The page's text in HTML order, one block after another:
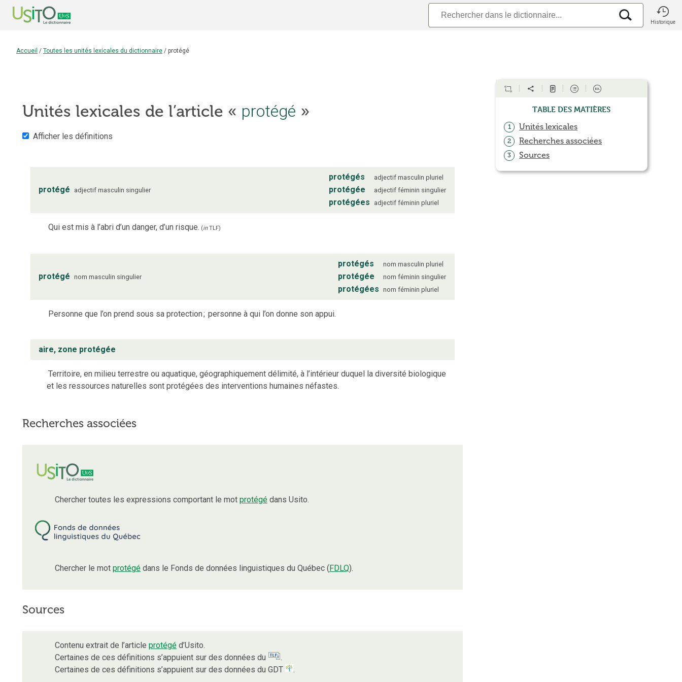
Historique
Accueil / Toutes les unités lexicales du dictionnaire / protégé
Unités lexicales de l’article « protégé »
Afficher les définitions
protégé adjectif masculin singulier
protégés adjectif masculin pluriel
protégée adjectif féminin singulier
protégées adjectif féminin pluriel
Qui est mis à l’abri d’un danger, d’un risque. (inTLF)
protégé nom masculin singulier
protégés nom masculin pluriel
protégée nom féminin singulier
protégées nom féminin pluriel
Personne que l’on prend sous sa protection; personne à qui l’on donne son appui.
aire, zone protégée
Territoire, en milieu terrestre ou aquatique, géographiquement délimité, à l’intérieur duquel la diversité biologique
et les ressources naturelles sont protégées des interventions humaines néfastes.
Recherches associées
Chercher toutes les expressions comportant le mot protégé dans Usito.
Chercher le mot protégé dans le Fonds de données linguistiques du Québec (FDLQ).
Sources
Contenu extrait de l’article protégé d’Usito.
Certaines de ces définitions s’appuient sur des données du
.
Certaines de ces définitions s’appuient sur des données du GDT
.
Table des matières
1 Unités lexicales
2 Recherches associées
3 Sources